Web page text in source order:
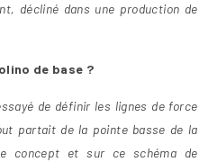
décliné dans une production de
de base ?
de définir les lignes de force
partait de la pointe basse de la
concept et sur ce schéma de